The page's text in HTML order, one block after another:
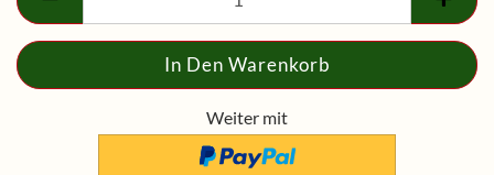
Weiter mit